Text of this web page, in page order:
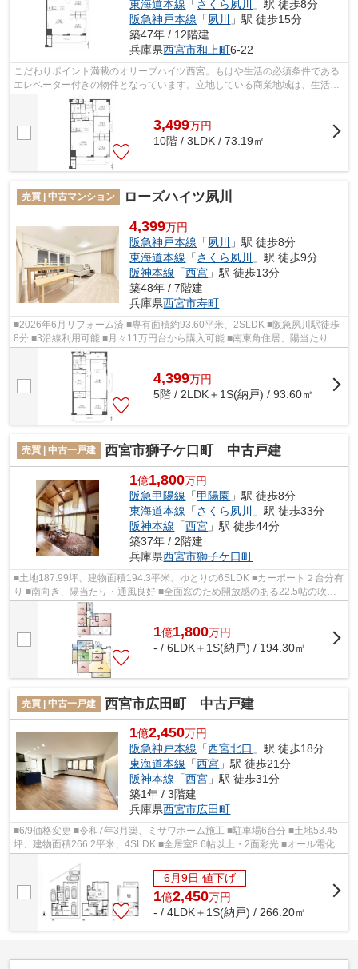
東海道本線 「 さくら夙川
」駅 徒歩8分
阪急神戸本線 「夙川
」駅 徒歩15分
築47年 / 12階建
兵庫県西宮市和上町6-22
こだわりポイント満載のオリーブハイツ西宮。もはや生活の必須条件である
エレベーター付きの物件となっています。立地している商業地域は、生活に
必要なスーパー、銀行等が近くにあり...
3,499万円
10階 / 3LDK / 73.19㎡
売買 | 中古マンション ローズハイツ夙川
4,399万円
阪急神戸本線 「夙川
」駅 徒歩8分
東海道本線 「さくら夙川
」駅 徒歩9分
阪神本線 「西宮 」駅 徒歩13分
築48年 / 7階建
兵庫県西宮市寿町
■2026年6月リフォーム済 ■専有面積約93.60平米、2SLDK ■阪急夙川駅徒歩
8分 ■3沿線利用可能 ■月々11万円台から購入可能 ■南東角住居、陽当たり・
通風良好 ■２面バルコニー ■食洗機・浴...
4,399万円
5階 / 2LDK＋1S(納戸) / 93.60㎡
売買 | 中古一戸建 西宮市獅子ケ口町 中古戸建
1億1,800万円
阪急甲陽線 「甲陽園 」駅 徒歩8分
東海道本線 「さくら夙川
」駅 徒歩33分
阪神本線 「西宮 」駅 徒歩44分
築37年 / 2階建
兵庫県西宮市獅子ケ口町
■土地187.99坪、建物面積194.3平米、ゆとりの6SLDK ■カーポート２台分有
り ■南向き、陽当たり・通風良好 ■全面窓のため開放感のある22.5帖の吹抜
けのリビング ■納戸など収納充実 ■テ...
1億1,800万円
- / 6LDK＋1S(納戸) / 194.30㎡
売買 | 中古一戸建 西宮市広田町 中古戸建
1億2,450万円
阪急神戸本線 「西宮北口 」駅 徒歩18分
東海道本線 「西宮 」駅 徒歩21分
阪神本線 「西宮 」駅 徒歩31分
築1年 / 3階建
兵庫県西宮市広田町
■6/9価格変更 ■令和7年3月築、ミサワホーム施工 ■駐車場6台分 ■土地53.45
坪、建物面積266.2平米、4SLDK ■全居室8.6帖以上・2面彩光 ■オール電化住
6月9日 値下げ
1億2,450万円
- / 4LDK＋1S(納戸) / 266.20㎡